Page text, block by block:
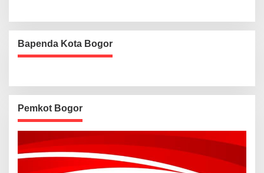
Bapenda Kota Bogor
Pemkot Bogor